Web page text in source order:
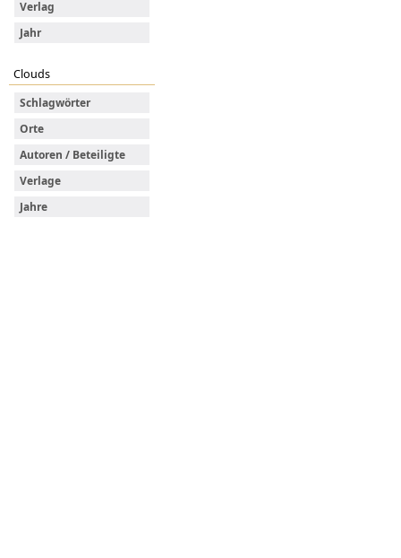
Verlag
Jahr
Clouds
Schlagwörter
Orte
Autoren / Beteiligte
Verlage
Jahre